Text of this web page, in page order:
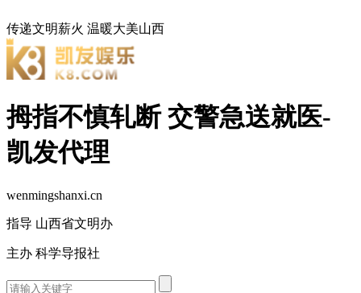
传递文明薪火 温暖大美山西
拇指不慎轧断 交警急送就医-
凯发代理
wenmingshanxi.cn
指导 山西省文明办
主办 科学导报社